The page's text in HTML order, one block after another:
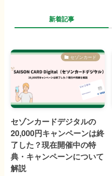
新着記事
セゾンカード
セゾンカードデジタルの
20,000円キャンペーンは終
了した？現在開催中の特
典・キャンペーンについて
解説